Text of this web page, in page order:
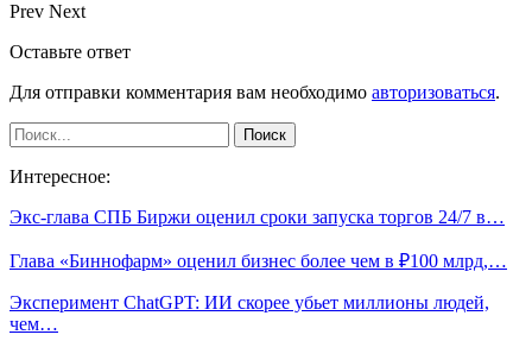
Prev Next
Оставьте ответ
Для отправки комментария вам необходимо авторизоваться.
Интересное:
Экс-глава СПБ Биржи оценил сроки запуска торгов 24/7 в…
Глава «Биннофарм» оценил бизнес более чем в ₽100 млрд,…
Эксперимент ChatGPT: ИИ скорее убьет миллионы людей,
чем…